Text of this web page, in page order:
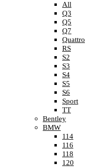
All
Q3
Q5
Q7
Quattro
RS
S2
S3
S4
S5
S6
Sport
TT
Bentley
BMW
114
116
118
120